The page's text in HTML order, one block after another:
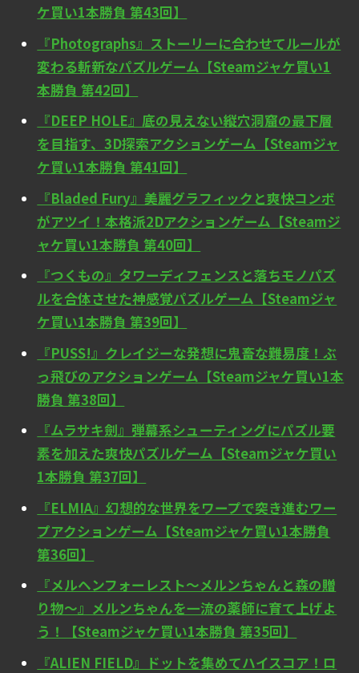
ケ買い1本勝負 第43回】
『Photographs』ストーリーに合わせてルールが
変わる斬新なパズルゲーム【Steamジャケ買い1
本勝負 第42回】
『DEEP HOLE』底の見えない縦穴洞窟の最下層
を目指す、3D探索アクションゲーム【Steamジャ
ケ買い1本勝負 第41回】
『Bladed Fury』美麗グラフィックと爽快コンボ
がアツイ！本格派2Dアクションゲーム【Steamジ
ャケ買い1本勝負 第40回】
『つくもの』タワーディフェンスと落ちモノパズ
ルを合体させた神感覚パズルゲーム【Steamジャ
ケ買い1本勝負 第39回】
『PUSS!』クレイジーな発想に鬼畜な難易度！ぶ
っ飛びのアクションゲーム【Steamジャケ買い1本
勝負 第38回】
『ムラサキ劍』弾幕系シューティングにパズル要
素を加えた爽快パズルゲーム【Steamジャケ買い
1本勝負 第37回】
『ELMIA』幻想的な世界をワープで突き進むワー
プアクションゲーム【Steamジャケ買い1本勝負
第36回】
『メルヘンフォーレスト～メルンちゃんと森の贈
り物～』メルンちゃんを一流の薬師に育て上げよ
う！【Steamジャケ買い1本勝負 第35回】
『ALIEN FIELD』ドットを集めてハイスコア！ロ